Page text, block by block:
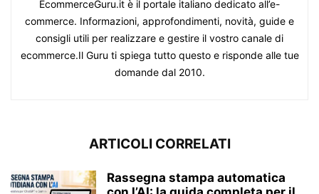
EcommerceGuru.it è il portale italiano dedicato all’e-
commerce. Informazioni, approfondimenti, novità, guide e
consigli utili per realizzare e gestire il vostro canale di
ecommerce.Il Guru ti spiega tutto questo e risponde alle tue
domande dal 2010.
ARTICOLI CORRELATI
Rassegna stampa automatica